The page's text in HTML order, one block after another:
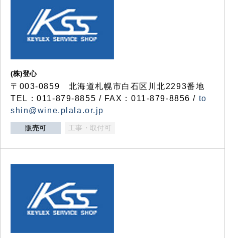
(株)登心
〒003-0859 北海道札幌市白石区川北2293番地
TEL：011-879-8855 / FAX：011-879-8856 / to
shin@wine.plala.or.jp
販売可 工事・取付可